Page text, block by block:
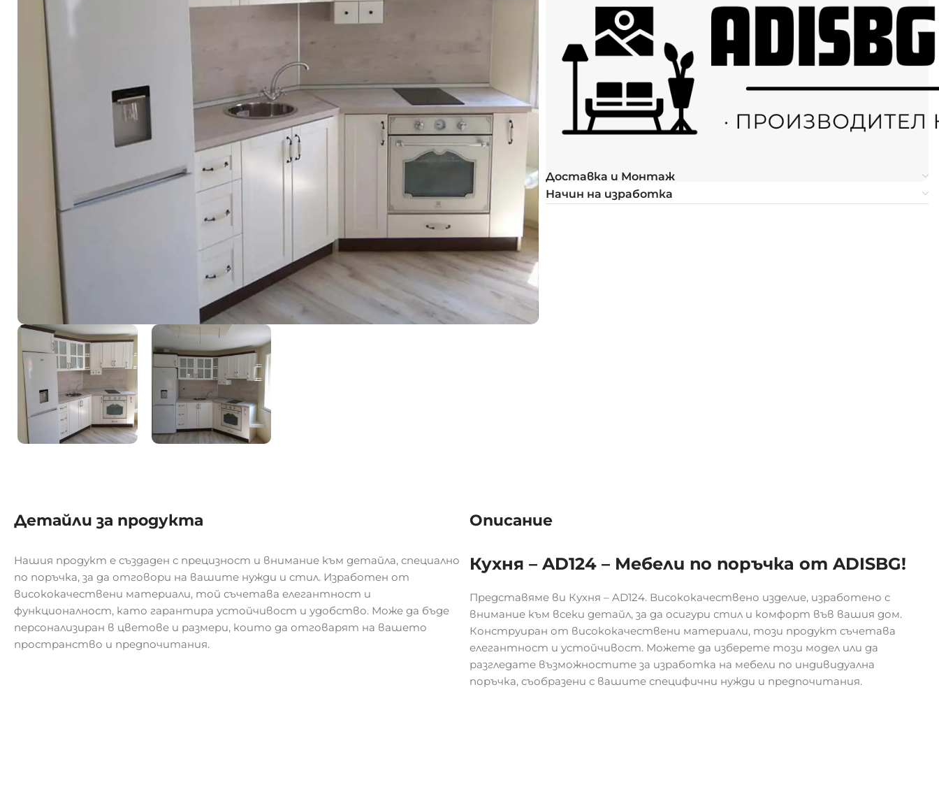
Доставка и Монтаж
Начин на изработка
Детайли за продукта
Нашия продукт е създаден с прецизност и внимание към детайла, специално
по поръчка, за да отговори на вашите нужди и стил. Изработен от
висококачествени материали, той съчетава елегантност и
функционалност, като гарантира устойчивост и удобство. Може да бъде
персонализиран в цветове и размери, които да отговарят на вашето
пространство и предпочитания.
Описание
Кухня – AD124 – Мебели по поръчка от ADISBG!
Представяме ви Кухня – AD124. Висококачествено изделие, изработено с
внимание към всеки детайл, за да осигури стил и комфорт във вашия дом.
Конструиран от висококачествени материали, този продукт съчетава
елегантност и устойчивост. Можете да изберете този модел или да
разгледате възможностите за изработка на мебели по индивидуална
поръчка, съобразени с вашите специфични нужди и предпочитания.